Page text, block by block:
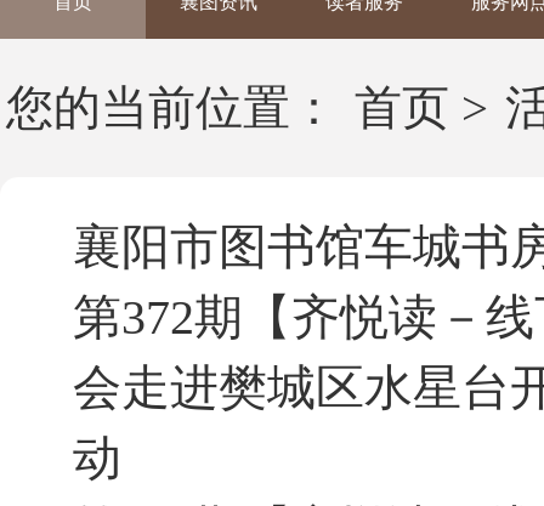
您的当前位置： 首页 >
襄阳市图书馆车城书
第372期【齐悦读－
会走进樊城区水星台
动